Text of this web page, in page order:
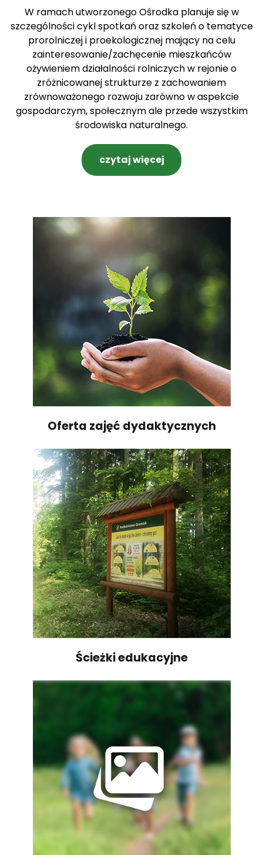
W ramach utworzonego Ośrodka planuje się w
szczególności cykl spotkań oraz szkoleń o tematyce
prorolniczej i proekologicznej mający na celu
zainteresowanie/zachęcenie mieszkańców
ożywieniem działalności rolniczych w rejonie o
zróżnicowanej strukturze z zachowaniem
zrównoważonego rozwoju zarówno w aspekcie
gospodarczym, społecznym ale przede wszystkim
środowiska naturalnego.
czytaj więcej
Oferta zajęć dydaktycznych
Ścieżki edukacyjne